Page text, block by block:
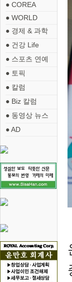
● COREA
● WORLD
● 경제 & 과학
● 건강 Life
● 스포츠 연예
● 토픽
● 칼럼
● Biz 칼럼
● 동영상 뉴스
● AD